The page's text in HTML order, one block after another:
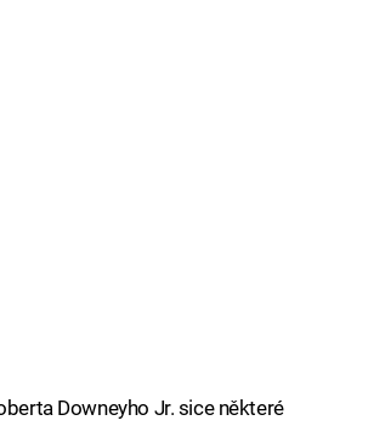
Downeyho Jr. sice některé